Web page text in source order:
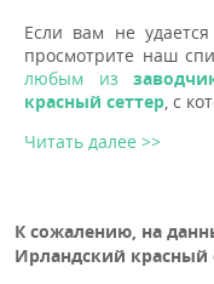
Если вам не
просмотрите наш
любым из
красный сеттер, с
Читать далее >>
К сожалению, на
Ирландский красный